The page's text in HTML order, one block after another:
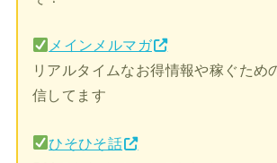
メインメルマガ
リアルタイムなお得情報や稼ぐため
信してます
ひそひそ話